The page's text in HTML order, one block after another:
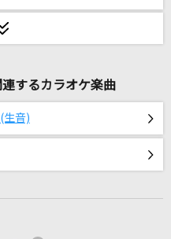
するカラオケ楽曲
音)